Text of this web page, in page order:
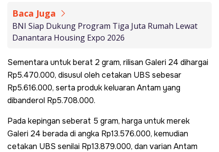
Baca Juga
BNI Siap Dukung Program Tiga Juta Rumah Lewat
Danantara Housing Expo 2026
Sementara untuk berat 2 gram, rilisan Galeri 24 dihargai
Rp5.470.000, disusul oleh cetakan UBS sebesar
Rp5.616.000, serta produk keluaran Antam yang
dibanderol Rp5.708.000.
Pada kepingan seberat 5 gram, harga untuk merek
Galeri 24 berada di angka Rp13.576.000, kemudian
cetakan UBS senilai Rp13.879.000, dan varian Antam